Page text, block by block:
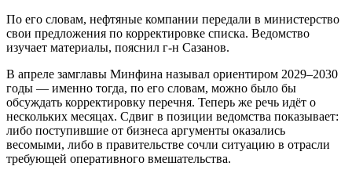
По его словам, нефтяные компании передали в министерство
свои предложения по корректировке списка. Ведомство
изучает материалы, пояснил г-н Сазанов.
В апреле замглавы Минфина называл ориентиром 2029–2030
годы — именно тогда, по его словам, можно было бы
обсуждать корректировку перечня. Теперь же речь идёт о
нескольких месяцах. Сдвиг в позиции ведомства показывает:
либо поступившие от бизнеса аргументы оказались
весомыми, либо в правительстве сочли ситуацию в отрасли
требующей оперативного вмешательства.